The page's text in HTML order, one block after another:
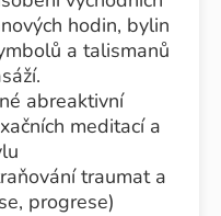
hodin, bylin
a talismanů
abreaktivní
meditací a
traumat a
progrese)